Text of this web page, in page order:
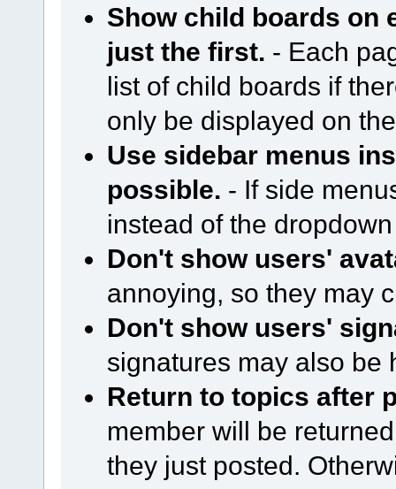
Show child boards on
just the first. - Each
list of child boards if
only be displayed on
Use sidebar menus
possible. - If side
instead of the
Don't show users'
annoying, so they may
Don't show users'
signatures may also be
Return to topics after
member will be
they just posted.